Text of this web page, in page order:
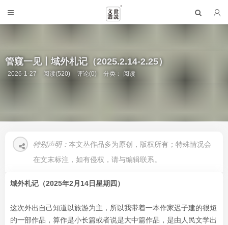
管窥一见丨域外札记（2025.2.14-2.25）
2026-1-27 阅读(520) 评论(0) 分类：阅读
特别声明： 本文丛作品多为原创，版权所有；特殊情况会
在文末标注，如有侵权，请与编辑联系。
域外札记（2025年2月14日星期四）
这次外出自己知道以旅游为主，所以我带着一本作家迟子建的很短
的一部作品，算作是小长篇或者说是大中篇作品，是由人民文学出